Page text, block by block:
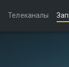
Телеканалы